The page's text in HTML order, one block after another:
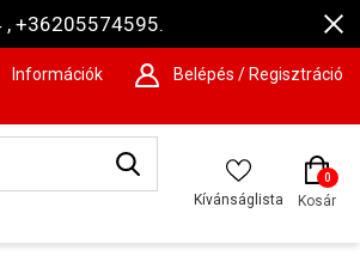
, +36205574595.
Információk Belépés / Regisztráció
Kívánságlista
0
Kosár